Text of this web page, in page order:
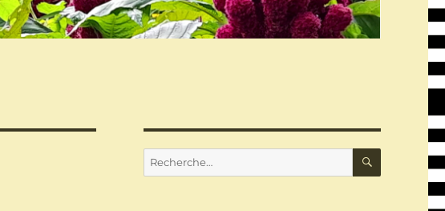
Recherche
pour :